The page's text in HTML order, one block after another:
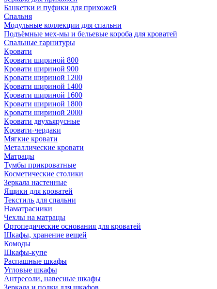
Банкетки и пуфики для прихожей
Спальня
Модульные коллекции для спальни
Подъёмные мех-мы и бельевые короба для кроватей
Спальные гарнитуры
Кровати
Кровати шириной 800
Кровати шириной 900
Кровати шириной 1200
Кровати шириной 1400
Кровати шириной 1600
Кровати шириной 1800
Кровати шириной 2000
Кровати двухъярусные
Кровати-чердаки
Мягкие кровати
Металлические кровати
Матрацы
Тумбы прикроватные
Косметические столики
Зеркала настенные
Ящики для кроватей
Текстиль для спальни
Наматрасники
Чехлы на матрацы
Ортопедические основания для кроватей
Шкафы, хранение вещей
Комоды
Шкафы-купе
Распашные шкафы
Угловые шкафы
Антресоли, навесные шкафы
Зеркала и полки для шкафов